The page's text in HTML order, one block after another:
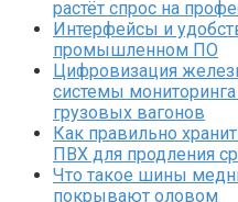
растёт спрос на
Интерфейсы и
промышленном ПО
Цифровизация
системы
грузовых вагонов
Как правильно
ПВХ для продления
Что такое шины
покрывают оловом